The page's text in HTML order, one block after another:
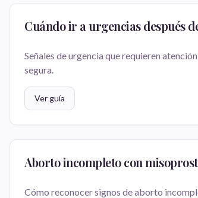
Cuándo ir a urgencias después
Señales de urgencia que requieren
segura.
Ver guía
Aborto incompleto con
Cómo reconocer signos de aborto